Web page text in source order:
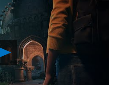
Video
abspielen